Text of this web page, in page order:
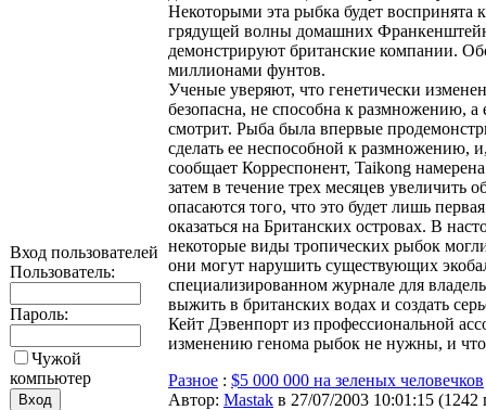
Вход пользователей
Пользователь:
Пароль:
Чужой
компьютер
Некоторыми эта рыбка будет воспринята
грядущей волны домашних
демонстрируют британские компании.
миллионами фунтов.
Ученые уверяют, что генетически
безопасна, не способна к размножению, а
смотрит. Рыба была впервые
сделать ее неспособной к
сообщает Корреспонент, Taikong
затем в течение трех месяцев увеличить
опасаются того, что это будет лишь
оказаться на Британских островах. В
некоторые виды тропических рыбок
они могут нарушить существующих
специализированном журнале для
выжить в британских водах и создать
Кейт Дэвенпорт из профессиональной
изменению генома рыбок не нужны, и
Разное : $5 000 000 на зеленых человечков
Автор: Мastak в 27/07/2003 10:01:15 (1242